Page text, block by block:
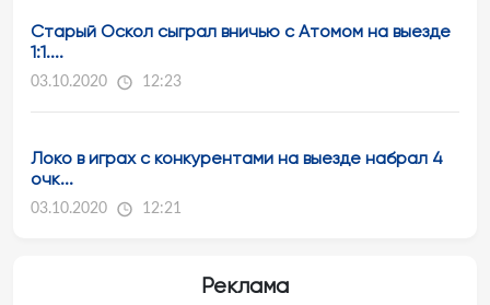
Старый Оскол сыграл вничью с Атомом на выезде
1:1....
03.10.2020 12:23
Локо в играх с конкурентами на выезде набрал 4
очк...
03.10.2020 12:21
Реклама